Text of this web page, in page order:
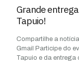
Grande
Tapuio!
Compartilhe a
Gmail Participe do
Tapuio e da